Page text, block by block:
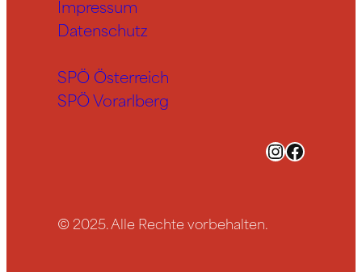
Impressum
Datenschutz
SPÖ Österreich
SPÖ Vorarlberg
InstagramFacebook
© 2025. Alle Rechte vorbehalten.